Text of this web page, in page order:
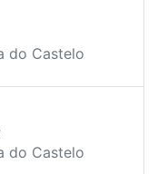
do Castelo
do Castelo